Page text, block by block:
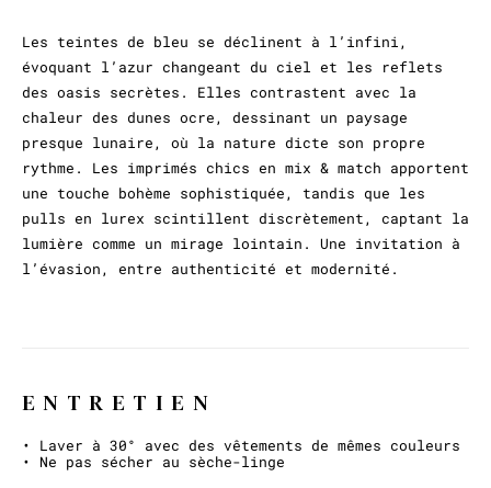
Les teintes de bleu se déclinent à l’infini,
évoquant l’azur changeant du ciel et les reflets
des oasis secrètes. Elles contrastent avec la
chaleur des dunes ocre, dessinant un paysage
presque lunaire, où la nature dicte son propre
rythme. Les imprimés chics en mix & match apportent
une touche bohème sophistiquée, tandis que les
pulls en lurex scintillent discrètement, captant la
lumière comme un mirage lointain. Une invitation à
l’évasion, entre authenticité et modernité.
ENTRETIEN
• Laver à 30° avec des vêtements de mêmes couleurs
• Ne pas sécher au sèche-linge